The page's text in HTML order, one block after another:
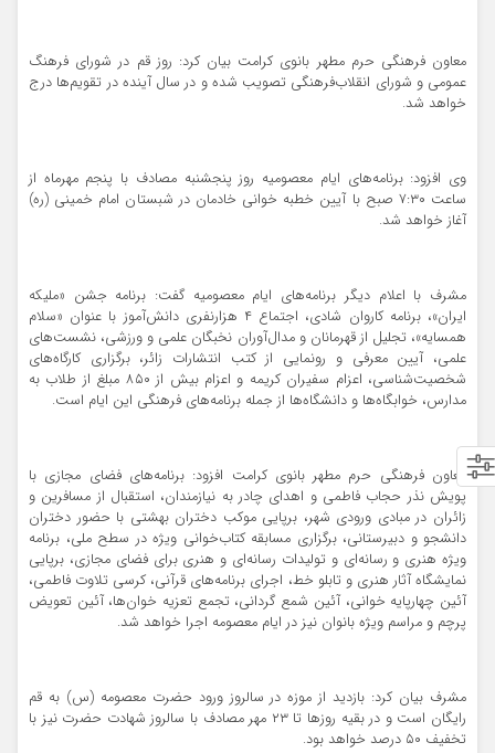
معاون فرهنگی حرم مطهر بانوی کرامت بیان کرد: روز قم در شورای فرهنگ
عمومی و شورای انقلاب‌فرهنگی تصویب شده و در سال آینده در تقویم‌ها درج
خواهد شد.
وی افزود: برنامه‌های ایام معصومیه روز پنجشنبه مصادف با پنجم مهرماه از
ساعت ۷:۳۰ صبح با آیین خطبه خوانی خادمان در شبستان امام خمینی (ره)
آغاز خواهد شد.
مشرف با اعلام دیگر برنامه‌های ایام معصومیه گفت: برنامه جشن «ملیکه
ایران»، برنامه کاروان شادی، اجتماع ۴ هزارنفری دانش‌آموز با عنوان «سلام
همسایه»، تجلیل از قهرمانان و مدال‌آوران نخبگان علمی و ورزشی، نشست‌های
علمی، آیین معرفی و رونمایی از کتب انتشارات زائر، برگزاری کارگاه‌های
شخصیت‌شناسی، اعزام سفیران کریمه و اعزام بیش از ۸۵۰ مبلغ از طلاب به
مدارس، خوابگاه‌ها و دانشگاه‌ها از جمله برنامه‌های فرهنگی این ایام است.
معاون فرهنگی حرم مطهر بانوی کرامت افزود: برنامه‌های فضای مجازی با
پویش نذر حجاب فاطمی و اهدای چادر به نیازمندان، استقبال از مسافرین و
زائران در مبادی ورودی شهر، برپایی موکب دختران بهشتی با حضور دختران
دانشجو و دبیرستانی، برگزاری مسابقه کتاب‌خوانی ویژه در سطح ملی، برنامه
ویژه هنری و رسانه‌ای و تولیدات رسانه‌ای و هنری برای فضای مجازی، برپایی
نمایشگاه آثار هنری و تابلو خط، اجرای برنامه‌های قرآنی، کرسی تلاوت فاطمی،
آئین چهارپایه خوانی، آئین شمع گردانی، تجمع تعزیه خوان‌ها، آئین تعویض
پرچم و مراسم ویژه بانوان نیز در ایام معصومه اجرا خواهد شد.
مشرف بیان کرد: بازدید از موزه در سالروز ورود حضرت معصومه (س) به قم
رایگان است و در بقیه روزها تا ۲۳ مهر مصادف با سالروز شهادت حضرت نیز با
تخفیف ۵۰ درصد خواهد بود.